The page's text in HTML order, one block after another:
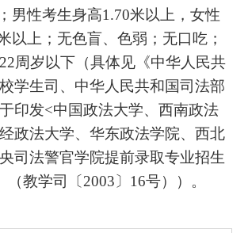
男性考生身高1.70米以上，女性
以上；无色盲、色弱；无口吃；
周岁以下（具体见《中华人民共
学生司、中华人民共和国司法部
印发<中国政法大学、西南政法
政法大学、华东政法学院、西北
司法警官学院提前录取专业招生
教学司〔2003〕16号））。